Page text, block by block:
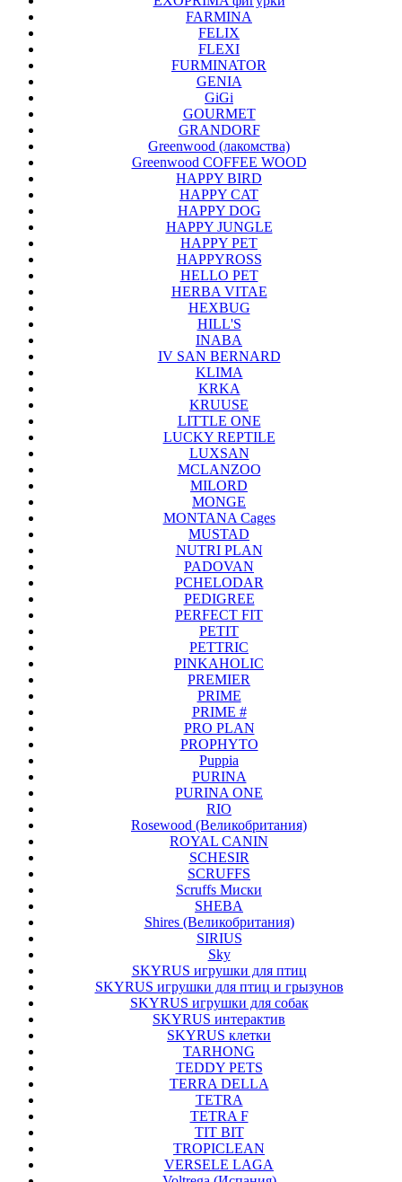
FARMINA
FELIX
FLEXI
FURMINATOR
GENIA
GiGi
GOURMET
GRANDORF
Greenwood (лакомства)
Greenwood COFFEE WOOD
HAPPY BIRD
HAPPY CAT
HAPPY DOG
HAPPY JUNGLE
HAPPY PET
HAPPYROSS
HELLO PET
HERBA VITAE
HEXBUG
HILL'S
INABA
IV SAN BERNARD
KLIMA
KRKA
KRUUSE
LITTLE ONE
LUCKY REPTILE
LUXSAN
MCLANZOO
MILORD
MONGE
MONTANA Cages
MUSTAD
NUTRI PLAN
PADOVAN
PCHELODAR
PEDIGREE
PERFECT FIT
PETIT
PETTRIC
PINKAHOLIC
PREMIER
PRIME
PRIME #
PRO PLAN
PROPHYTO
Puppia
PURINA
PURINA ONE
RIO
Rosewood (Великобритания)
ROYAL CANIN
SCHESIR
SCRUFFS
Scruffs Миски
SHEBA
Shires (Великобритания)
SIRIUS
Sky
SKYRUS игрушки для птиц
SKYRUS игрушки для птиц и грызунов
SKYRUS игрушки для собак
SKYRUS интерактив
SKYRUS клетки
TARHONG
TEDDY PETS
TERRA DELLA
TETRA
TETRA F
TIT BIT
TROPICLEAN
VERSELE LAGA